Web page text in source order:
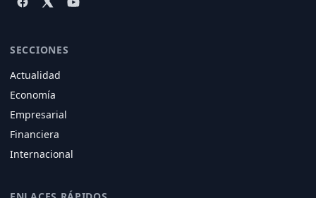
SECCIONES
Actualidad
Economía
Empresarial
Financiera
Internacional